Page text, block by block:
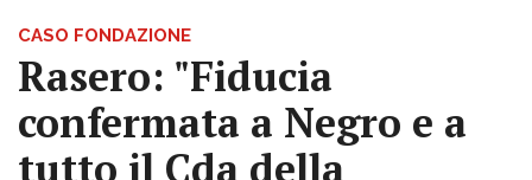
CASO FONDAZIONE
Rasero: "Fiducia
confermata a Negro e a
tutto il Cda della